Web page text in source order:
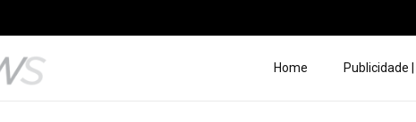
Home Publicidade